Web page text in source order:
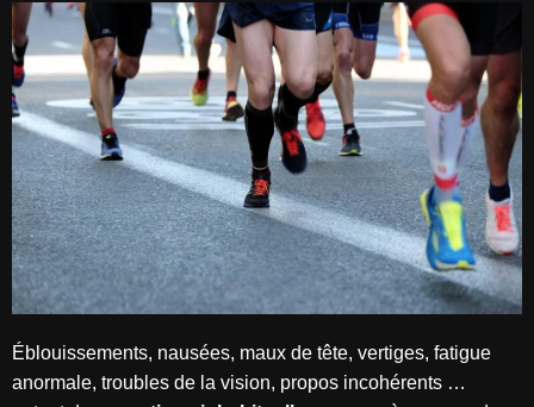
Éblouissements, nausées, maux de tête, vertiges, fatigue
anormale, troubles de la vision, propos incohérents …